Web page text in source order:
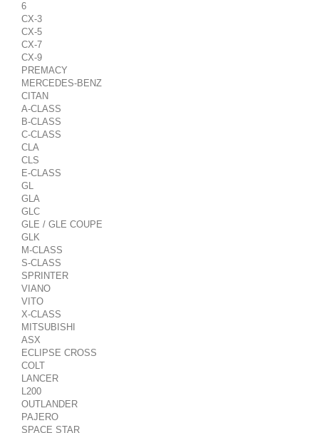
6
CX-3
CX-5
CX-7
CX-9
PREMACY
MERCEDES-BENZ
CITAN
A-CLASS
B-CLASS
C-CLASS
CLA
CLS
E-CLASS
GL
GLA
GLC
GLE / GLE COUPE
GLK
M-CLASS
S-CLASS
SPRINTER
VIANO
VITO
X-CLASS
MITSUBISHI
ASX
ECLIPSE CROSS
COLT
LANCER
L200
OUTLANDER
PAJERO
SPACE STAR